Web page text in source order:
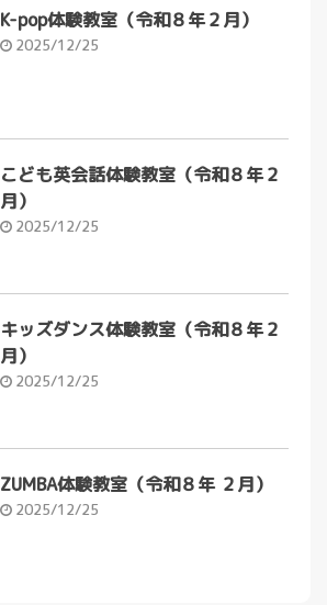
K-pop体験教室（令和８年２月）
2025/12/25
こども英会話体験教室（令和８年２
月）
2025/12/25
キッズダンス体験教室（令和８年２
月）
2025/12/25
ZUMBA体験教室（令和８年 ２月）
2025/12/25